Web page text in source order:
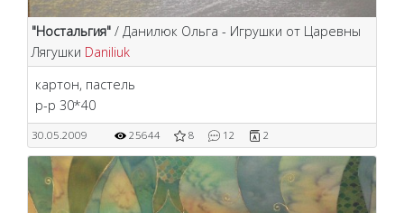
"Ностальгия" / Данилюк Ольга - Игрушки от Царевны
Лягушки Daniliuk
картон, пастель
р-р 30*40
30.05.2009 25644 8 12 2